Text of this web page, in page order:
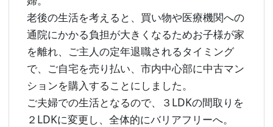
老後の生活を考えると、買い物や医療機関への
通院にかかる負担が大きくなるためお子様が家
を離れ、ご主人の定年退職されるタイミング
で、ご自宅を売り払い、市内中心部に中古マン
ションを購入することにしました。
ご夫婦での生活となるので、３LDKの間取りを
２LDKに変更し、全体的にバリアフリーへ。